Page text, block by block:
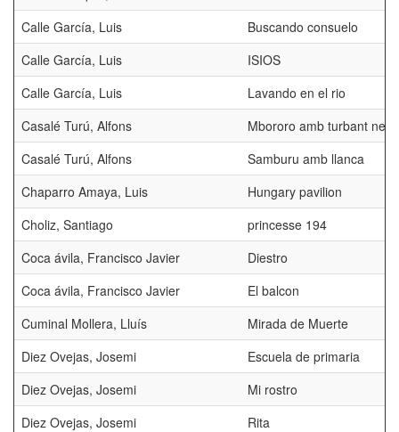
Calle García, Luis
Buscando consuelo
Calle García, Luis
ISIOS
Calle García, Luis
Lavando en el rio
Casalé Turú, Alfons
Mbororo amb turbant
Casalé Turú, Alfons
Samburu amb llanca
Chaparro Amaya, Luis
Hungary pavilion
Choliz, Santiago
princesse 194
Coca ávila, Francisco Javier
Diestro
Coca ávila, Francisco Javier
El balcon
Cuminal Mollera, Lluís
Mirada de Muerte
Diez Ovejas, Josemi
Escuela de primaria
Diez Ovejas, Josemi
Mi rostro
Diez Ovejas, Josemi
Rita